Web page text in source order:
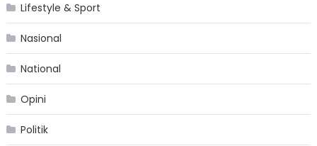
Lifestyle & Sport
Nasional
National
Opini
Politik